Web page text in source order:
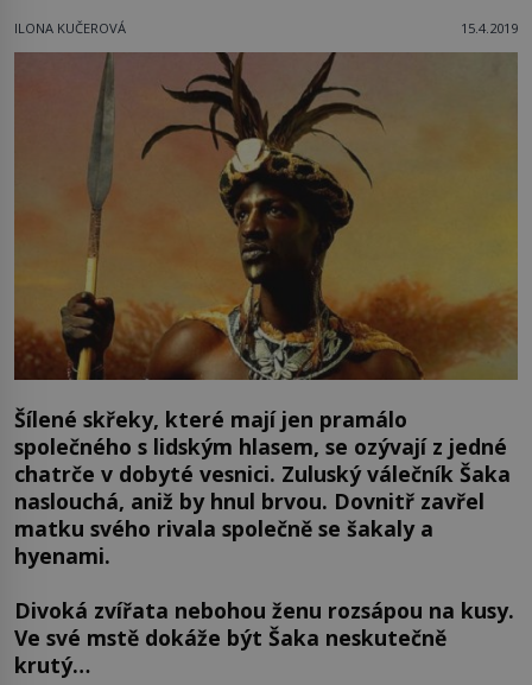
ILONA KUČEROVÁ 15.4.2019
Šílené skřeky, které mají jen pramálo
společného s lidským hlasem, se ozývají z jedné
chatrče v dobyté vesnici. Zuluský válečník Šaka
naslouchá, aniž by hnul brvou. Dovnitř zavřel
matku svého rivala společně se šakaly a
hyenami.
Divoká zvířata nebohou ženu rozsápou na kusy.
Ve své mstě dokáže být Šaka neskutečně
krutý…